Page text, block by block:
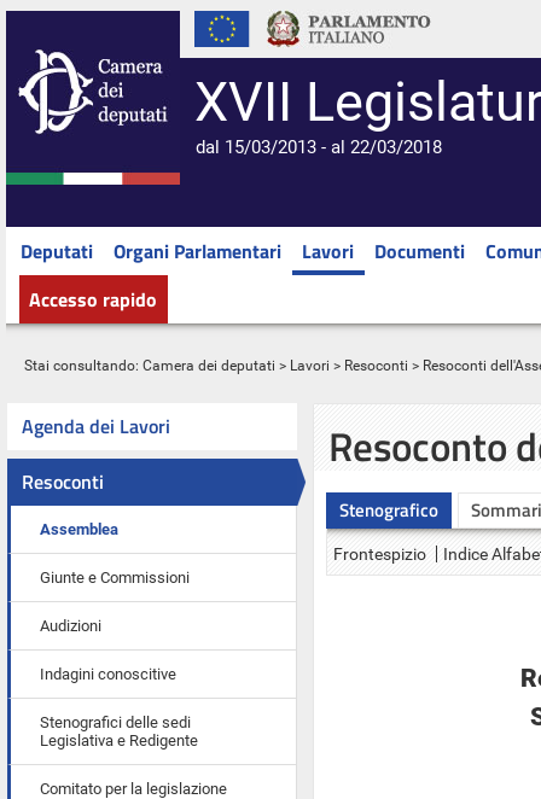
XVII
dal 15/03/2013 - al 22/03/2018
Deputati Organi Parlamentari Lavori Documenti
Accesso rapido
Stai consultando: Camera dei deputati > Lavori > Resoconti > Resoconti
Agenda dei Lavori
Resoconti
Assemblea
Giunte e Commissioni
Audizioni
Indagini conoscitive
Stenografici delle sedi
Legislativa e Redigente
Comitato per la legislazione
Resoconto
Stenografico
Frontespizio Indice